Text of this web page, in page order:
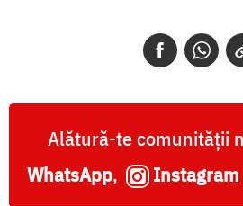
Alătură-te comunității
WhatsApp, Instagram